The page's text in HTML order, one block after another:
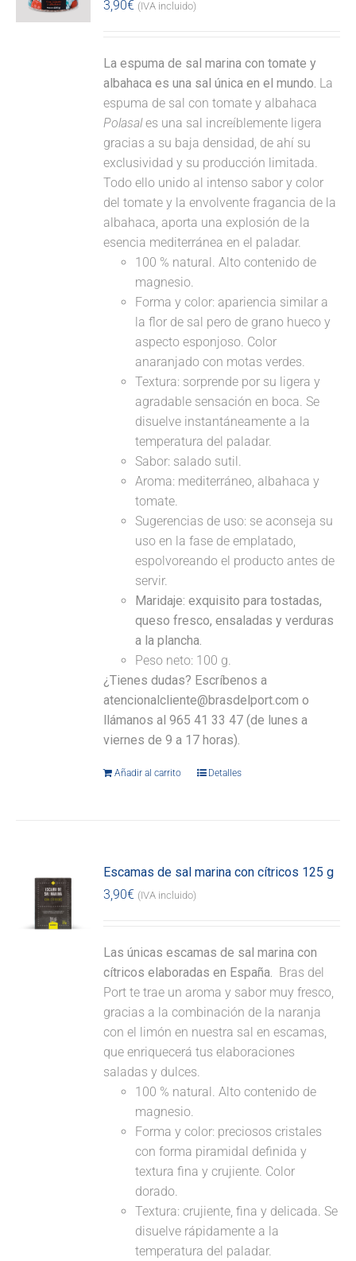
3,90€ (IVA incluido)
La espuma de sal marina con tomate y
albahaca es una sal única en el mundo. La
espuma de sal con tomate y albahaca
Polasales una sal increíblemente ligera
gracias a su baja densidad, de ahí su
exclusividad y su producción limitada.
Todo ello unido al intenso sabor y color
del tomate y la envolvente fragancia de la
albahaca, aporta una explosión de la
esencia mediterránea en el paladar.
100 % natural. Alto contenido de
magnesio.
Forma y color: apariencia similar a
la flor de sal pero de grano hueco y
aspecto esponjoso. Color
anaranjado con motas verdes.
Textura: sorprende por su ligera y
agradable sensación en boca. Se
disuelve instantáneamente a la
temperatura del paladar.
Sabor: salado sutil.
Aroma: mediterráneo, albahaca y
tomate.
Sugerencias de uso: se aconseja su
uso en la fase de emplatado,
espolvoreando el producto antes de
servir.
Maridaje: exquisito para tostadas,
queso fresco, ensaladas y verduras
a la plancha.
Peso neto: 100 g.
¿Tienes dudas? Escríbenos a
atencionalcliente@brasdelport.com o
llámanos al 965 41 33 47 (de lunes a
viernes de 9 a 17 horas).
Añadir al carrito Detalles
Escamas de sal marina con cítricos 125 g
3,90€ (IVA incluido)
Las únicas escamas de sal marina con
cítricos elaboradas en España. Bras del
Port te trae un aroma y sabor muy fresco,
gracias a la combinación de la naranja
con el limón en nuestra sal en escamas,
que enriquecerá tus elaboraciones
saladas y dulces.
100 % natural. Alto contenido de
magnesio.
Forma y color: preciosos cristales
con forma piramidal definida y
textura fina y crujiente. Color
dorado.
Textura: crujiente, fina y delicada. Se
disuelve rápidamente a la
temperatura del paladar.